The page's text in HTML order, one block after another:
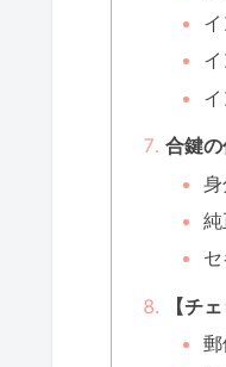
合鍵
【チ